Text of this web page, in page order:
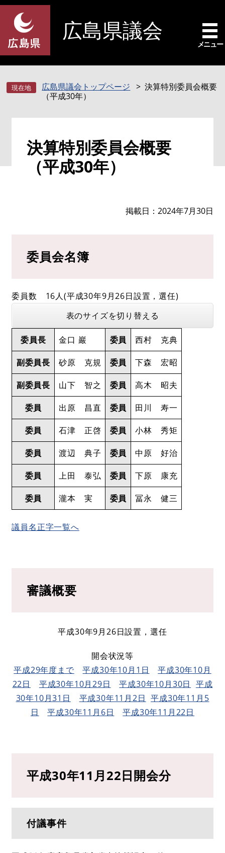
ペ
先
頭
す
メ
を
飛
し
広島県議会
メニュー
広島県議会トップページ
決算特別委員会概要
（平成30年）
決算特別委員会概要
（平成30年）
掲載日 2024年7月30日
委員会名簿
委員数 16人(平成30年9月26日設置，選任)
表のサイズを切り替える
委員長 金口 巖 委員 西村 克典
副委員長 砂原 克規 委員 下森 宏昭
副委員長 山下 智之 委員 高木 昭夫
委員 出原 昌直 委員 田川 寿一
委員 石津 正啓 委員 小林 秀矩
委員 渡辺 典子 委員 中原 好治
委員 上田 泰弘 委員 下原 康充
委員 瀧本 実 委員 冨永 健三
議員名正字一覧へ
審議概要
平成30年9月26日設置，選任
開会状況等
平成29年度まで
平成30年10月1日
平成30年10月
22日
平成30年10月29日 平成30年10月30日 平成
30年10月31日
平成30年11月2日 平成30年11月5
日
平成30年11月6日 平成30年11月22日
平成30年11月22日開会分
付議事件